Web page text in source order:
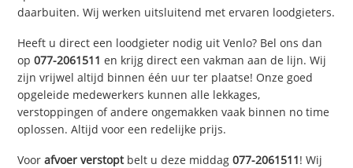
daarbuiten. Wij werken uitsluitend met ervaren loodgieters.
Heeft u direct een loodgieter nodig uit Venlo? Bel ons dan
op077-2061511 en krijg direct een vakman aan de lijn. Wij
zijn vrijwel altijd binnen één uur ter plaatse! Onze goed
opgeleide medewerkers kunnen alle lekkages,
verstoppingen of andere ongemakken vaak binnen no time
oplossen. Altijd voor een redelijke prijs.
Voorafvoer verstoptbelt u deze middag077-2061511! Wij